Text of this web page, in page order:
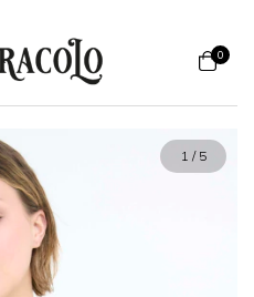
0
1 / 5